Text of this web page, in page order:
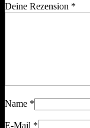
Deine Rezension *
Name *
E-Mail *